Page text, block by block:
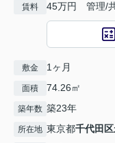
賃料 45万円 管理/
敷金 1ヶ月
面積 74.26㎡
築年数 築23年
所在地 東京都千代田区